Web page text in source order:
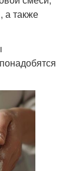
а также